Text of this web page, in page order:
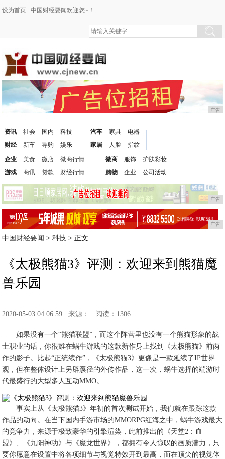
设为首页 中国财经要闻欢迎您~！
广告
资讯
财经
社会
新车
国内
导购
科技
娱乐
汽车
家居
家具
人脸
电器
指纹
企业
游戏
美食
商讯
微店
贷款
微商行情
财经行情
微商
购物
服饰
企业
护肤彩妆
公司活动
广告
广告
中国财经要闻 >科技 > 正文
《太极熊猫3》评测：欢迎来到熊猫魔
兽乐园
2020-05-03 04:06:59 来源： 阅读：1306
如果没有一个“熊猫联盟”，而这个阵营里也没有一个熊猫形象的战
士职业的话，你很难在蜗牛游戏的这款新作身上找到《太极熊猫》前两
作的影子。比起“正统续作”，《太极熊猫3》更像是一款延续了IP世界
观，但在整体设计上另辟蹊径的外传作品，这一次，蜗牛选择的端游时
代最盛行的大型多人互动MMO。
事实上从《太极熊猫3》年初的首次测试开始，我们就在跟踪这款
作品的动向。在当下国内手游市场的MMORPG红海之中，蜗牛游戏最大
的竞争力，来源于极致豪华的引擎渲染，此前推出的《天堂2：血
盟》、《九阳神功》与《魔龙世界》，都拥有令人惊叹的画质潜力，只
要你愿意在设置中将各项细节与视觉特效开到最高，而在顶尖的视觉体